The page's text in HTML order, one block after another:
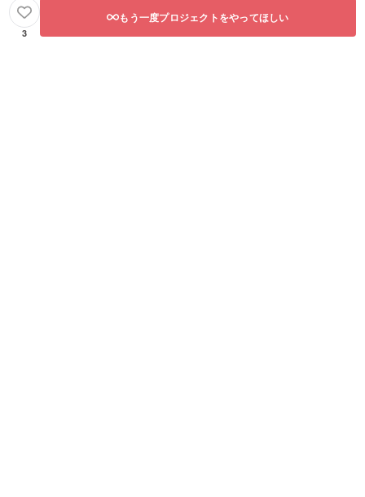
3
もう一度プロジェクトをやってほしい